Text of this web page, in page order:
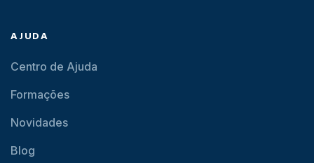
AJUDA
Centro de Ajuda
Formações
Novidades
Blog